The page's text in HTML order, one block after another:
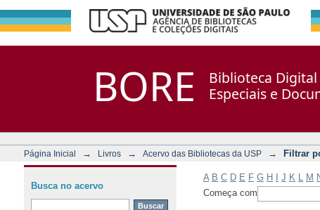
BORE
Biblioteca Digital
Especiais e
Página Inicial → Livros → Acervo das Bibliotecas da USP → Filtrar
A B C D E F G H J K M
Começa com
Busca no acervo